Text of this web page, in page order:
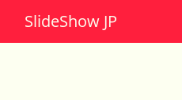
SlideShow JP